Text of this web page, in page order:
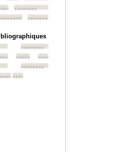
••••••••
••••••••
••••••••
••••••••••••••••
••••••••
••••••••